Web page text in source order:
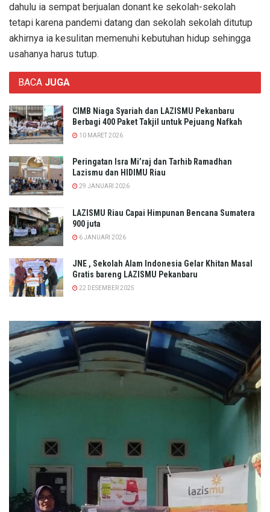
dahulu ia sempat berjualan donant ke sekolah-sekolah
tetapi karena pandemi datang dan sekolah sekolah ditutup
akhirnya ia kesulitan memenuhi kebutuhan hidup sehingga
usahanya harus tutup.
BACA JUGA
CIMB Niaga Syariah dan LAZISMU Pekanbaru
Berbagi 400 Paket Takjil untuk Pejuang Nafkah
10 MARET 2026
Peringatan Isra Mi’raj dan Tarhib Ramadhan
Lazismu dan HIDIMU Riau
29 JANUARI 2026
LAZISMU Riau Capai Himpunan Bencana Sumatera
900 juta
6 JANUARI 2026
JNE , Sekolah Alam Indonesia Gelar Khitan Masal
Gratis bareng LAZISMU Pekanbaru
22 DESEMBER 2025